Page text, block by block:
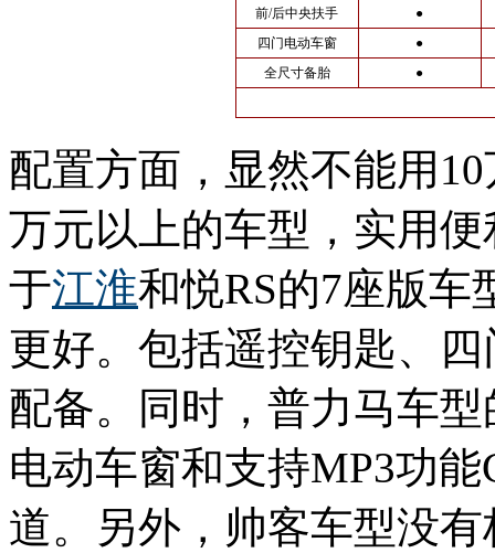
前/后中央扶手
●
四门电动车窗
●
全尺寸备胎
●
配置方面，显然不能用
万元以上的车型，实用
于江淮和悦RS的7座版车
更好。包括遥控钥匙、
配备。同时，普力马车
电动车窗和支持MP3功
道。另外，帅客车型没